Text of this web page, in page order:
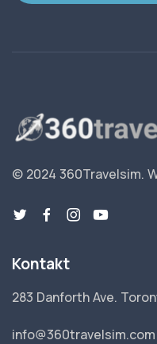
© 2024 360Travelsim.
Kontakt
283 Danforth Ave.
info@360travelsim.com